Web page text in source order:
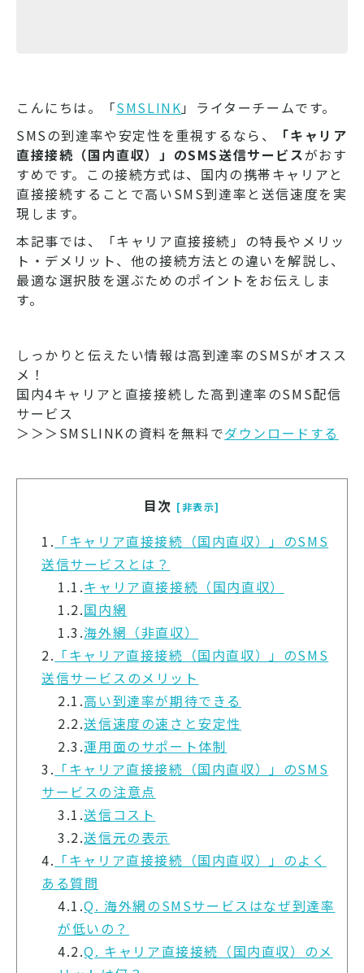
こんにちは。「SMSLINK」ライターチームです。
SMSの到達率や安定性を重視するなら、
「キャリア
直接接続（国内直収）」のSMS送信サービスがおす
すめです。この接続方式は、国内の携帯キャリアと
直接接続することで高いSMS到達率と送信速度を実
現します。
本記事では、「キャリア直接接続」の特長やメリッ
ト・デメリット、他の接続方法との違いを解説し、
最適な選択肢を選ぶためのポイントをお伝えしま
す。
しっかりと伝えたい情報は高到達率のSMSがオスス
メ！
国内4キャリアと直接接続した高到達率のSMS配信
サービス
＞＞＞SMSLINKの資料を無料でダウンロードする
目次 [非表示]
1. 「キャリア直接接続（国内直収）」のSMS
送信サービスとは？
1.1.キャリア直接接続（国内直収）
1.2.国内網
1.3.海外網（非直収）
2. 「キャリア直接接続（国内直収）」のSMS
送信サービスのメリット
2.1.高い到達率が期待できる
2.2.送信速度の速さと安定性
2.3.運用面のサポート体制
3. 「キャリア直接接続（国内直収）」のSMS
サービスの注意点
3.1.送信コスト
3.2.送信元の表示
4. 「キャリア直接接続（国内直収）」のよく
ある質問
4.1.Q. 海外網のSMSサービスはなぜ到達率
が低いの？
4.2.Q. キャリア直接接続（国内直収）のメ